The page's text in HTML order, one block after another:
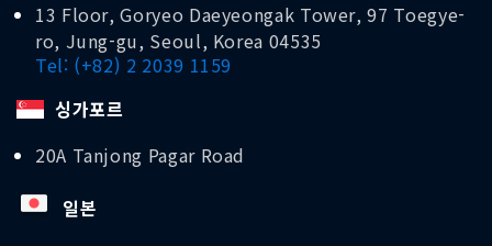
13 Floor, Goryeo Daeyeongak Tower, 97 Toegye-
ro, Jung-gu, Seoul, Korea 04535
Tel: (+82) 2 2039 1159
싱가포르
20A Tanjong Pagar Road
일본